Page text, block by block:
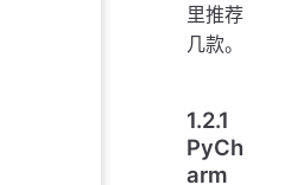
里推荐
几款。
1.2.1
PyCh
arm